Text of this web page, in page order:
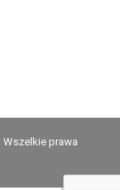
Wszelkie prawa